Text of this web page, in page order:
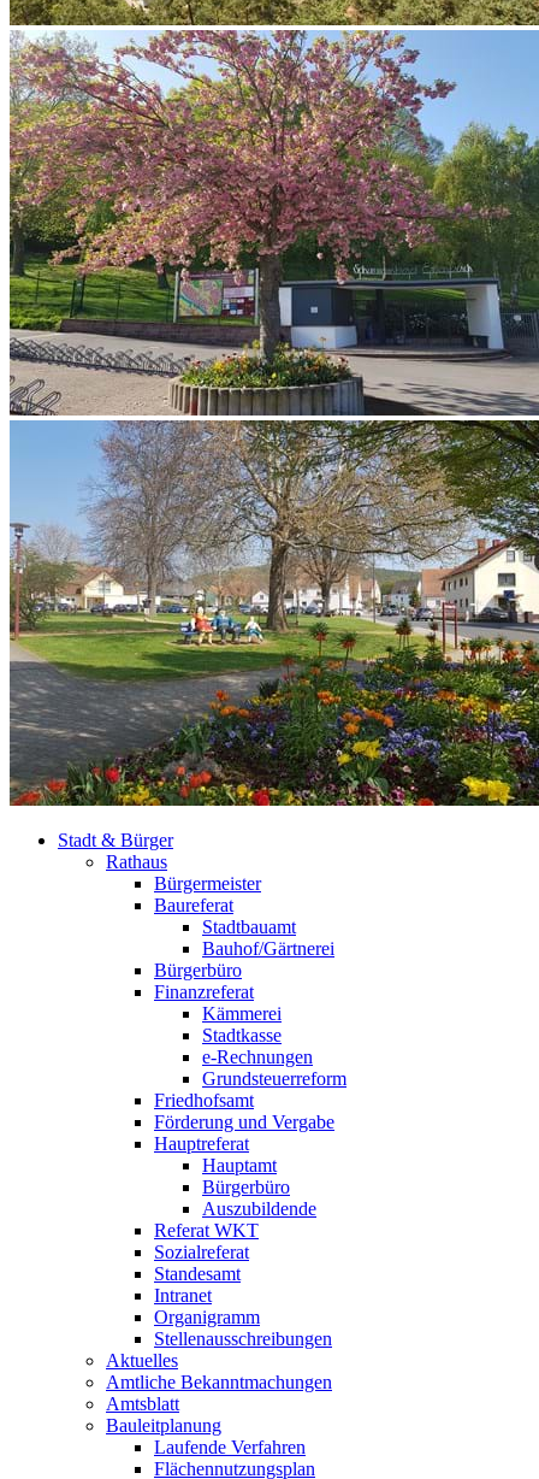
Stadt & Bürger
Rathaus
Bürgermeister
Baureferat
Stadtbauamt
Bauhof/Gärtnerei
Bürgerbüro
Finanzreferat
Kämmerei
Stadtkasse
e-Rechnungen
Grundsteuerreform
Friedhofsamt
Förderung und Vergabe
Hauptreferat
Hauptamt
Bürgerbüro
Auszubildende
Referat WKT
Sozialreferat
Standesamt
Intranet
Organigramm
Stellenausschreibungen
Aktuelles
Amtliche Bekanntmachungen
Amtsblatt
Bauleitplanung
Laufende Verfahren
Flächennutzungsplan